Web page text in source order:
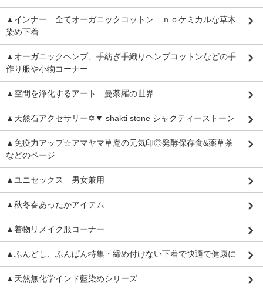
▲インナー 全てオーガニックコットン ｎｏケミカルな草木
染め下着
▲オーガニックヘンプ、手紡ぎ手織りヘンプコットンなどの手
作り服や小物コーナー
▲空間を浄化するアート 曼荼羅の世界
▲天然石アクセサリー✡▼ shakti stone シャクティーストーン
▲免疫力アップ☆アマヤマ草庵の元気印◎発酵保存食&薬草茶
などのページ
▲ユニセックス 男女兼用
▲秋冬春あったかアイテム
▲着物リメイク服コーナー
▲ふんどし、ふんぱん特集・締め付けない下着で快適で健康に
▲天然無化学インド藍染めシリーズ